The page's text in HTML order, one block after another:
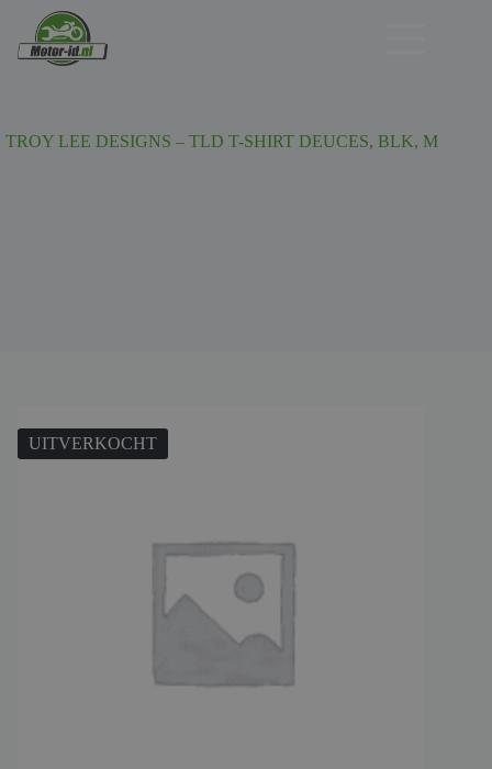
TROY LEE DESIGNS – TLD T-SHIRT DEUCES, BLK, M
UITVERKOCHT